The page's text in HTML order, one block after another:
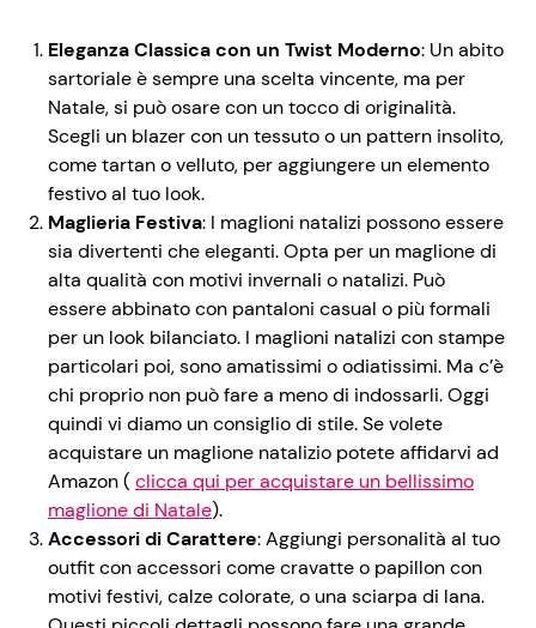
Eleganza Classica con un Twist Moderno: Un abito
sartoriale è sempre una scelta vincente, ma per
Natale, si può osare con un tocco di originalità.
Scegli un blazer con un tessuto o un pattern insolito,
come tartan o velluto, per aggiungere un elemento
festivo al tuo look.
Maglieria Festiva: I maglioni natalizi possono essere
sia divertenti che eleganti. Opta per un maglione di
alta qualità con motivi invernali o natalizi. Può
essere abbinato con pantaloni casual o più formali
per un look bilanciato. I maglioni natalizi con stampe
particolari poi, sono amatissimi o odiatissimi. Ma c’è
chi proprio non può fare a meno di indossarli. Oggi
quindi vi diamo un consiglio di stile. Se volete
acquistare un maglione natalizio potete affidarvi ad
Amazon (clicca qui per acquistare un bellissimo
maglione di Natale).
Accessori di Carattere: Aggiungi personalità al tuo
outfit con accessori come cravatte o papillon con
motivi festivi, calze colorate, o una sciarpa di lana.